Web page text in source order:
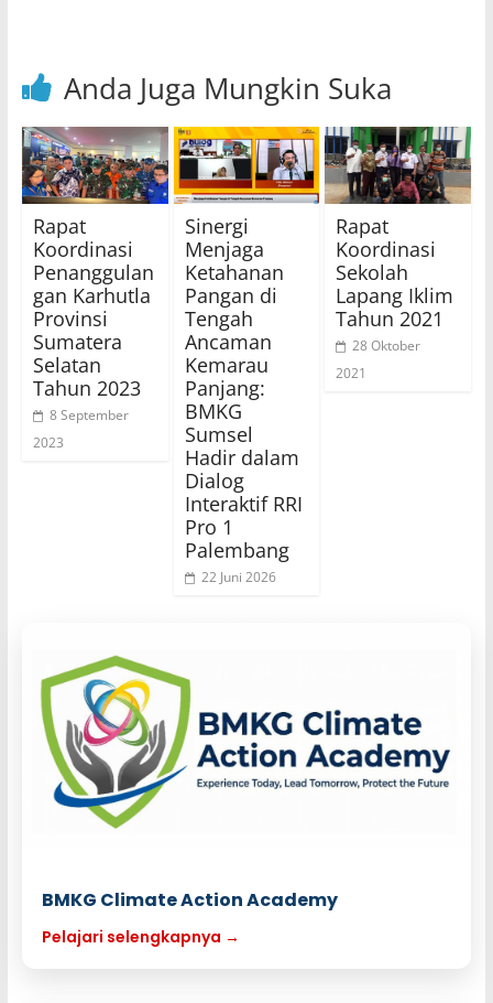
Anda Juga Mungkin Suka
Rapat
Koordinasi
Penanggulan
gan Karhutla
Provinsi
Sumatera
Selatan
Tahun 2023
8 September
2023
Sinergi
Menjaga
Ketahanan
Pangan di
Tengah
Ancaman
Kemarau
Panjang:
BMKG
Sumsel
Hadir dalam
Dialog
Interaktif RRI
Pro 1
Palembang
22 Juni 2026
Rapat
Koordinasi
Sekolah
Lapang Iklim
Tahun 2021
28 Oktober
2021
BMKG Climate Action Academy
Pelajari selengkapnya →